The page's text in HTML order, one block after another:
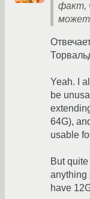
факт,
может
Yeah. I
be
64G),
usable
But
anything
have